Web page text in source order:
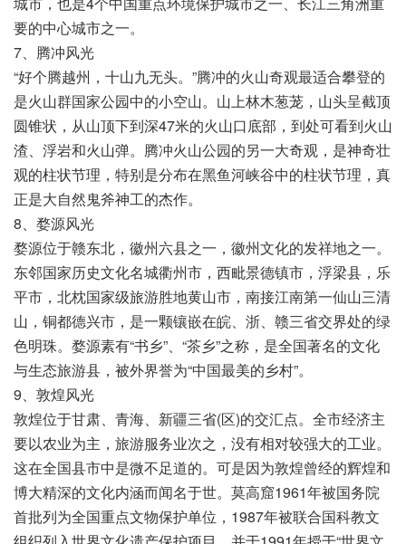
要的中心城市之一。
7、腾冲风光
“好个腾越州，十山九无头。”腾冲的火山奇观最适合攀登的
是火山群国家公园中的小空山。山上林木葱茏，山头呈截顶
圆锥状，从山顶下到深47米的火山口底部，到处可看到火山
渣、浮岩和火山弹。腾冲火山公园的另一大奇观，是神奇壮
观的柱状节理，特别是分布在黑鱼河峡谷中的柱状节理，真
正是大自然鬼斧神工的杰作。
8、婺源风光
婺源位于赣东北，徽州六县之一，徽州文化的发祥地之一。
东邻国家历史文化名城衢州市，西毗景德镇市，浮梁县，乐
平市，北枕国家级旅游胜地黄山市，南接江南第一仙山三清
山，铜都德兴市，是一颗镶嵌在皖、浙、赣三省交界处的绿
色明珠。婺源素有“书乡”、“茶乡”之称，是全国著名的文化
与生态旅游县，被外界誉为“中国最美的乡村”。
9、敦煌风光
敦煌位于甘肃、青海、新疆三省(区)的交汇点。全市经济主
要以农业为主，旅游服务业次之，没有相对较强大的工业。
这在全国县市中是微不足道的。可是因为敦煌曾经的辉煌和
博大精深的文化内涵而闻名于世。莫高窟1961年被国务院
首批列为全国重点文物保护单位，1987年被联合国科教文